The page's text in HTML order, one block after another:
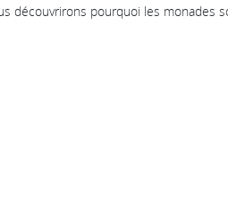
découvrirons pourquoi les monades